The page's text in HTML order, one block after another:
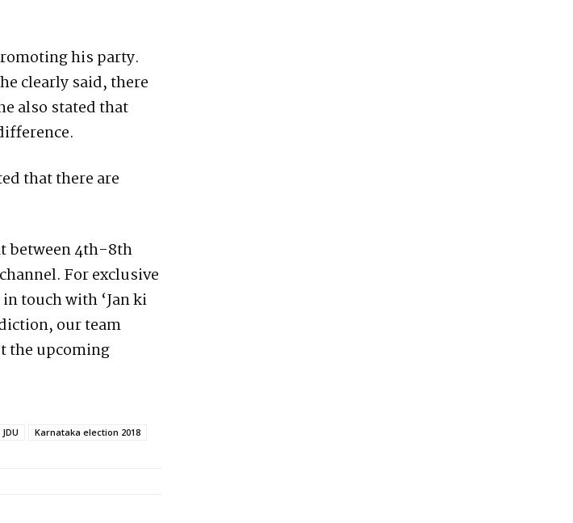
his party.
clearly said, there
also stated that
that there are
between 4th-8th
For exclusive
touch with ‘Jan ki
our team
the upcoming
JDU Karnataka election 2018